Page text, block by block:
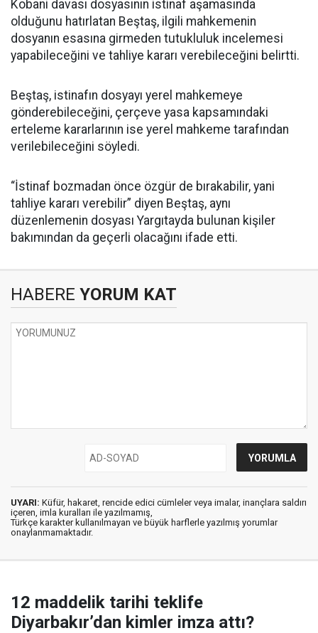
Kobani davası dosyasının istinaf aşamasında
olduğunu hatırlatan Beştaş, ilgili mahkemenin
dosyanın esasına girmeden tutukluluk incelemesi
yapabileceğini ve tahliye kararı verebileceğini belirtti.
Beştaş, istinafın dosyayı yerel mahkemeye
gönderebileceğini, çerçeve yasa kapsamındaki
erteleme kararlarının ise yerel mahkeme tarafından
verilebileceğini söyledi.
“İstinaf bozmadan önce özgür de bırakabilir, yani
tahliye kararı verebilir” diyen Beştaş, aynı
düzenlemenin dosyası Yargıtayda bulunan kişiler
bakımından da geçerli olacağını ifade etti.
HABERE YORUM KAT
UYARI: Küfür, hakaret, rencide edici cümleler veya imalar, inançlara saldırı
içeren, imla kuralları ile yazılmamış,
Türkçe karakter kullanılmayan ve büyük harflerle yazılmış yorumlar
onaylanmamaktadır.
12 maddelik tarihi teklife
Diyarbakır’dan kimler imza attı?